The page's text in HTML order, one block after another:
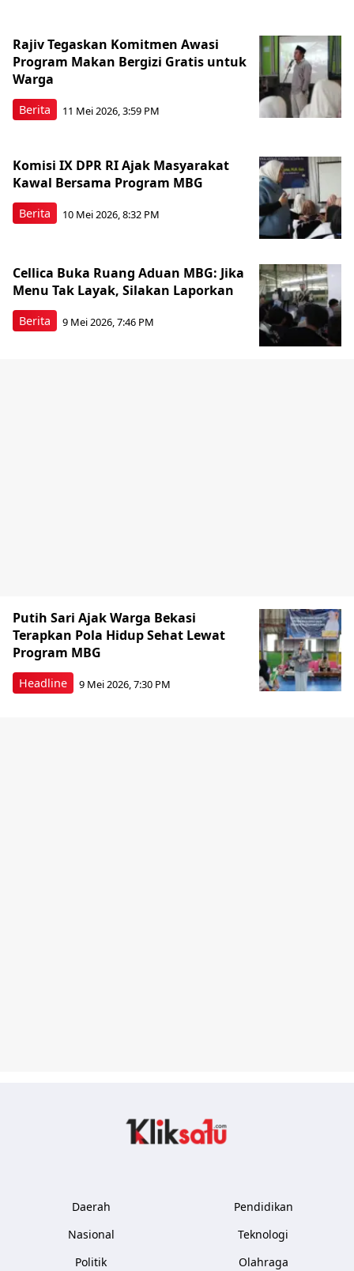
Berita
Rajiv Tegaskan Komitmen Awasi
Program Makan Bergizi Gratis untuk
Warga
11 Mei 2026, 3:59 PM
Berita
Komisi IX DPR RI Ajak Masyarakat
Kawal Bersama Program MBG
10 Mei 2026, 8:32 PM
Berita
Cellica Buka Ruang Aduan MBG: Jika
Menu Tak Layak, Silakan Laporkan
9 Mei 2026, 7:46 PM
Headline
Putih Sari Ajak Warga Bekasi
Terapkan Pola Hidup Sehat Lewat
Program MBG
9 Mei 2026, 7:30 PM
Daerah
Nasional
Politik
Pendidikan
Teknologi
Olahraga